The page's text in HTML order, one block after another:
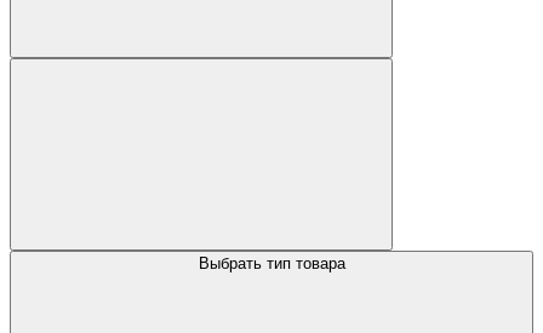
Выбрать тип товара